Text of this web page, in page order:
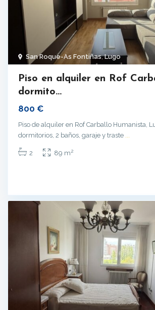
San Roque-As Fontiñas,Lugo
Piso en alquiler en Rof
dormito...
800 €
Piso de alquiler en Rof Carballo Humanista,
dormitorios, 2 baños, garaje y traste ...
2 89 m2